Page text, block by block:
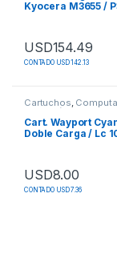
Kyocera M3655 /
USD154.49
CONTADO USD 142.13
Este producto
Cartuchos
Impresión , Insumos
Impresión
Cart. Wayport
Doble Carga / Lc
USD8.00
CONTADO USD 7.36